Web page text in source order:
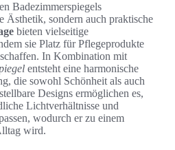
Badezimmerspiegels
Ästhetik, sondern auch praktische
bieten vielseitige
sie Platz für Pflegeprodukte
In Kombination mit
entsteht eine harmonische
die sowohl Schönheit als auch
Designs ermöglichen es,
Lichtverhältnisse und
wodurch er zu einem
wird.